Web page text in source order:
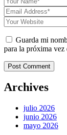
Guarda mi
para la próxima vez
Post Comment
Archives
julio 2026
junio 2026
mayo 2026